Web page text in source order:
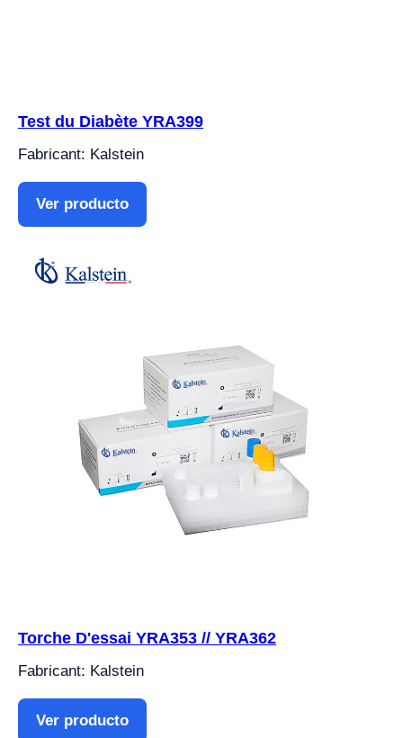
Test du Diabète YRA399
Fabricant: Kalstein
Ver producto
Torche D'essai YRA353 // YRA362
Fabricant: Kalstein
Ver producto